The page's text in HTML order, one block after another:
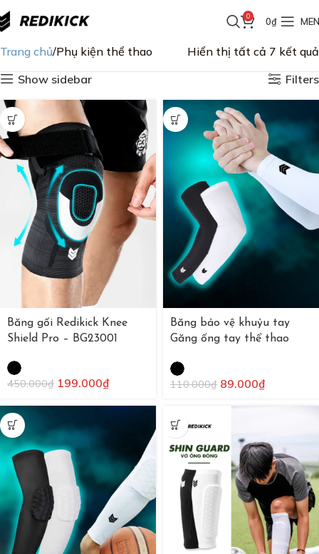
0 0₫
Trang chủ Phụ kiện thể thao
Hiển thị tất cả 7 kết quả
Show sidebar
Filters
Băng gối Redikick Knee
Shield Pro – BG23001
450.000₫ 199.000₫
Băng bảo vệ khuỷu tay
Găng ống tay thể thao
110.000₫ 89.000₫
từ 200KFREESHIP đơn từ 200K FREESHIP đơn từ 200K